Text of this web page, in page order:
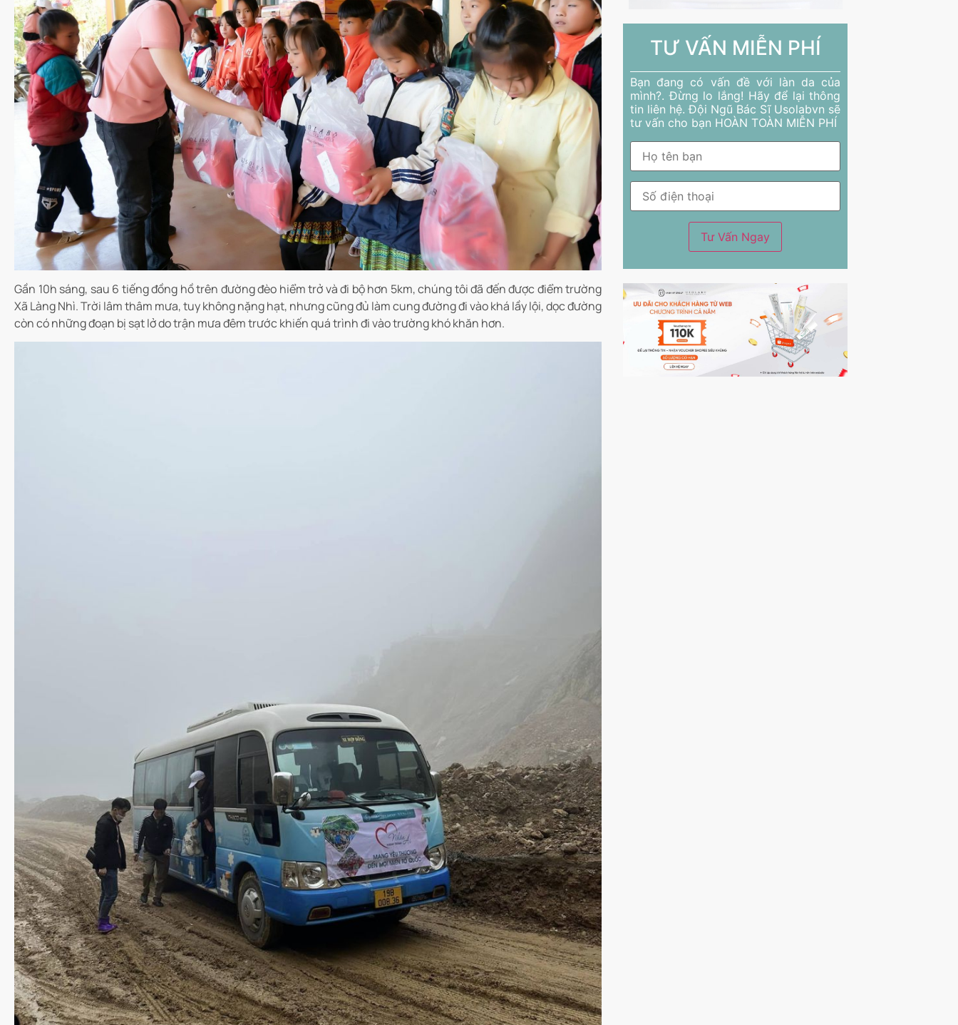
Gần 10h sáng, sau 6 tiếng đồng hồ trên đường đèo hiểm trở và đi bộ hơn 5km, chúng tôi đã đến được điểm trường
Xã Làng Nhì. Trời lâm thâm mưa, tuy không nặng hạt, nhưng cũng đủ làm cung đường đi vào khá lầy lội, dọc đường
còn có những đoạn bị sạt lở do trận mưa đêm trước khiến quá trình đi vào trường khó khăn hơn.
TƯ VẤN MIỄN PHÍ
Bạn đang có vấn đề với làn da của
mình?. Đừng lo lắng! Hãy để lại thông
tin liên hệ. Đội Ngũ Bác Sĩ Usolabvn sẽ
tư vấn cho bạn HOÀN TOÀN MIỄN PHÍ